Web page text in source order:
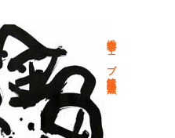
総合文学ウェブ情報誌 文学金魚